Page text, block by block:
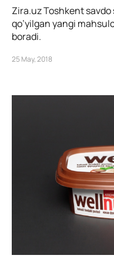
Zira.uz Toshkent
qo’yilgan yangi
boradi.
25 May, 2018